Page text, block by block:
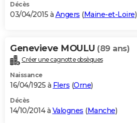
Décès
03/04/2015 à Angers (Maine-et-Loire)
Genevieve MOULU (89 ans)
Créer une cagnotte obsèques
Naissance
16/04/1925 à Flers (Orne)
Décès
14/10/2014 à Valognes (Manche)